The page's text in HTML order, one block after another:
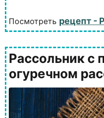
Посмотреть рецепт -
Рассольник с
огуречном